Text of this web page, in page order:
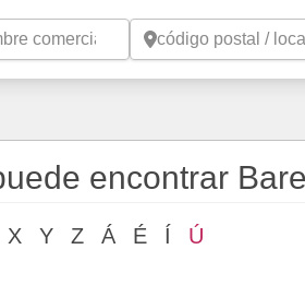
encontrar
X Y Z Á É Í Ú